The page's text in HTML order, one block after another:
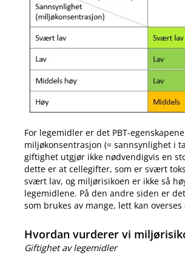
For legemidler er det PBT-
miljøkonsentrasjon (= sannsynlighet i
giftighet utgjør ikke nødvendigvis en
dette er at cellegifter, som er svært
svært lav, og miljørisikoen er ikke så
legemidlene. På den andre siden er
som brukes av mange, lett kan
Hvordan vurderer vi
Giftighet av legemidler